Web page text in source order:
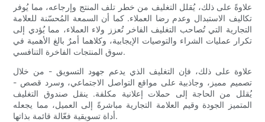
علاوةً على ذلك، يُقلل التغليف من خطر تلف المنتج وإرجاعه، مما يُوفر
تكاليف الاستبدال وعدم رضا العملاء. كما أن السمعة المُحسّنة للعلامة
التجارية التي تُصاحب التغليف الفاخر تُعزز ولاء العملاء، مما يُؤدي إلى
تكرار عمليات الشراء والتوصيات الإيجابية، وكلاهما أمرٌ بالغ الأهمية في
سوق المنتجات الفاخرة التنافسي.
علاوة على ذلك، فإن التغليف الذي يدعم جهود التسويق - من خلال
تصميم مميز، وجاذبية على مواقع التواصل الاجتماعي، وسرد قصص -
يُقلل من الحاجة إلى حملات إعلانية مكلفة. ينقل صندوق التغليف
المتميز الجودة وقيم العلامة التجارية مباشرةً إلى العميل، مما يجعله
أداة تسويقية فعّالة قائمة بذاتها.